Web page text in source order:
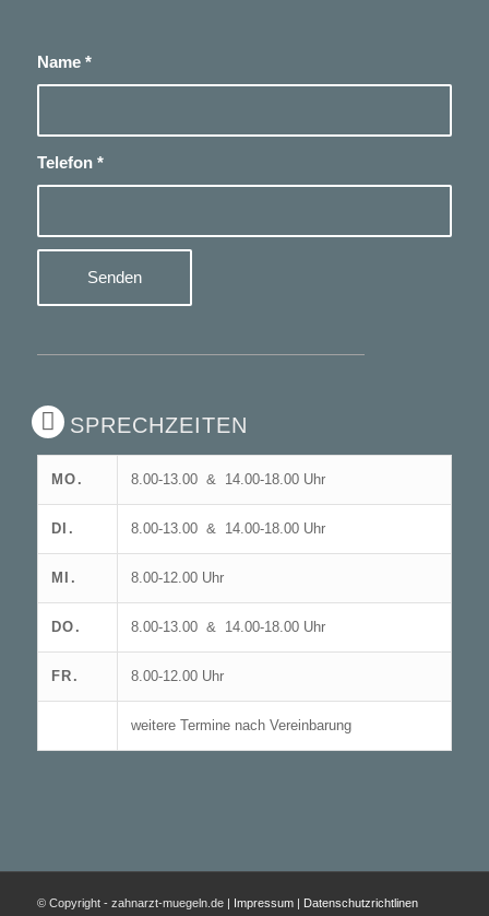
Name *
Telefon *
SPRECHZEITEN
MO. 8.00-13.00 & 14.00-18.00 Uhr
DI. 8.00-13.00 & 14.00-18.00 Uhr
MI. 8.00-12.00 Uhr
DO. 8.00-13.00 & 14.00-18.00 Uhr
FR. 8.00-12.00 Uhr
weitere Termine nach Vereinbarung
© Copyright - zahnarzt-muegeln.de | Impressum| Datenschutzrichtlinen